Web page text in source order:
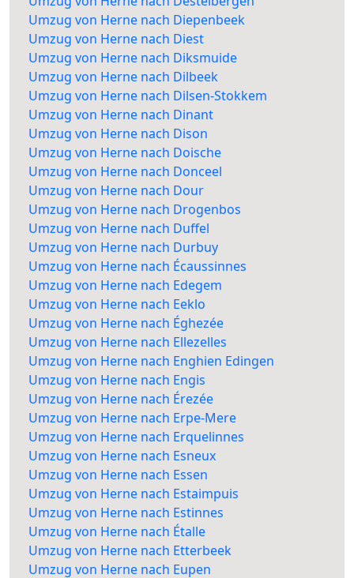
Umzug von Herne nach Diepenbeek
Umzug von Herne nach Diest
Umzug von Herne nach Diksmuide
Umzug von Herne nach Dilbeek
Umzug von Herne nach Dilsen-Stokkem
Umzug von Herne nach Dinant
Umzug von Herne nach Dison
Umzug von Herne nach Doische
Umzug von Herne nach Donceel
Umzug von Herne nach Dour
Umzug von Herne nach Drogenbos
Umzug von Herne nach Duffel
Umzug von Herne nach Durbuy
Umzug von Herne nach Écaussinnes
Umzug von Herne nach Edegem
Umzug von Herne nach Eeklo
Umzug von Herne nach Éghezée
Umzug von Herne nach Ellezelles
Umzug von Herne nach Enghien Edingen
Umzug von Herne nach Engis
Umzug von Herne nach Érezée
Umzug von Herne nach Erpe-Mere
Umzug von Herne nach Erquelinnes
Umzug von Herne nach Esneux
Umzug von Herne nach Essen
Umzug von Herne nach Estaimpuis
Umzug von Herne nach Estinnes
Umzug von Herne nach Étalle
Umzug von Herne nach Etterbeek
Umzug von Herne nach Eupen